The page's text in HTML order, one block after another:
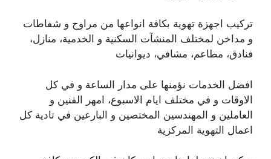
تركيب اجهزة تهوية بكافة انواعها من مراوح و شفاطات
و مداخن لمختلف المنشآت السكنية و الخدمية، منازل،
فنادق، مطاعم، مشافي، ديوانيات
افضل الخدمات نؤمنها على مدار الساعة و في كل
الاوقات و في مختلف ايام الاسبوع، امهر الفنين و
العاملين و المهندسين المختصين و البارعين في تادية كل
اعمال التهوية المركزية